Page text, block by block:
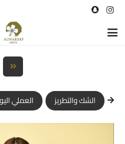
الشك والتطريز العملي